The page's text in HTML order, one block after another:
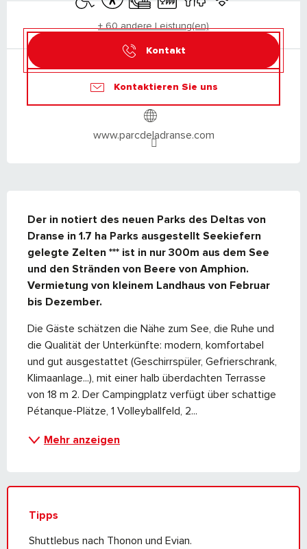
+ 60 andere Leistung(en)
Kontakt
Kontaktieren Sie uns
www.parcdeladranse.com
Der in notiert des neuen Parks des Deltas von
Dranse in 1.7 ha Parks ausgestellt Seekiefern
gelegte Zelten *** ist in nur 300m aus dem See
und den Stränden von Beere von Amphion.
Vermietung von kleinem Landhaus von Februar
bis Dezember.
Die Gäste schätzen die Nähe zum See, die Ruhe und
die Qualität der Unterkünfte: modern, komfortabel
und gut ausgestattet (Geschirrspüler, Gefrierschrank,
Klimaanlage...), mit einer halb überdachten Terrasse
von 18 m 2. Der Campingplatz verfügt über schattige
Pétanque-Plätze, 1 Volleyballfeld, 2...
Mehr anzeigen
Tipps
Shuttlebus nach Thonon und Evian.